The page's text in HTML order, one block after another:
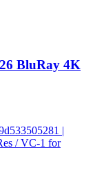
BluRay 4K
|
/ VC-1 for